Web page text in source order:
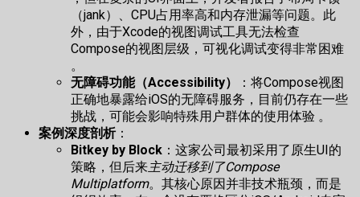
（jank）、CPU占用率高和内存泄漏等问题。此
外，由于Xcode的视图调试工具无法检查
Compose的视图层级，可视化调试变得非常困难
。
无障碍功能（Accessibility）
：将Compose视图
正确地暴露给iOS的无障碍服务，目前仍存在一些
挑战，可能会影响特殊用户群体的使用体验 。
案例深度剖析：
Bitkey by Block ：这家公司最初采用了原生UI的
策略，但后来主动迁移到了Compose
Multiplatform。其核心原因并非技术瓶颈，而是